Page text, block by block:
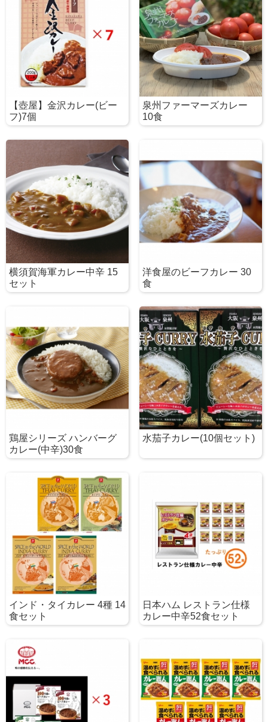
【壺屋】金沢カレー(ビー
フ)7個
泉州ファーマーズカレー
10食
横須賀海軍カレー中辛 15
セット
洋食屋のビーフカレー 30
食
鶏屋シリーズ ハンバーグ
カレー(中辛)30食
水茄子カレー(10個セット)
インド・タイカレー 4種 14
食セット
日本ハム レストラン仕様
カレー中辛52食セット